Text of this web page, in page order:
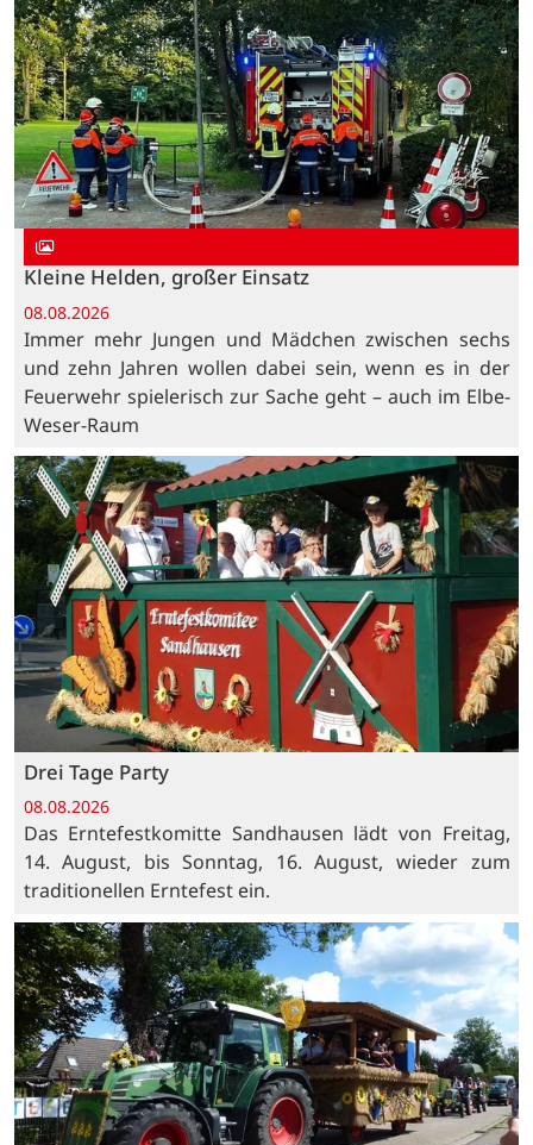
Kleine Helden, großer Einsatz
08.08.2026
Immer mehr Jungen und Mädchen zwischen sechs
und zehn Jahren wollen dabei sein, wenn es in der
Feuerwehr spielerisch zur Sache geht – auch im Elbe-
Weser-Raum
Drei Tage Party
08.08.2026
Das Erntefestkomitte Sandhausen lädt von Freitag,
14. August, bis Sonntag, 16. August, wieder zum
traditionellen Erntefest ein.